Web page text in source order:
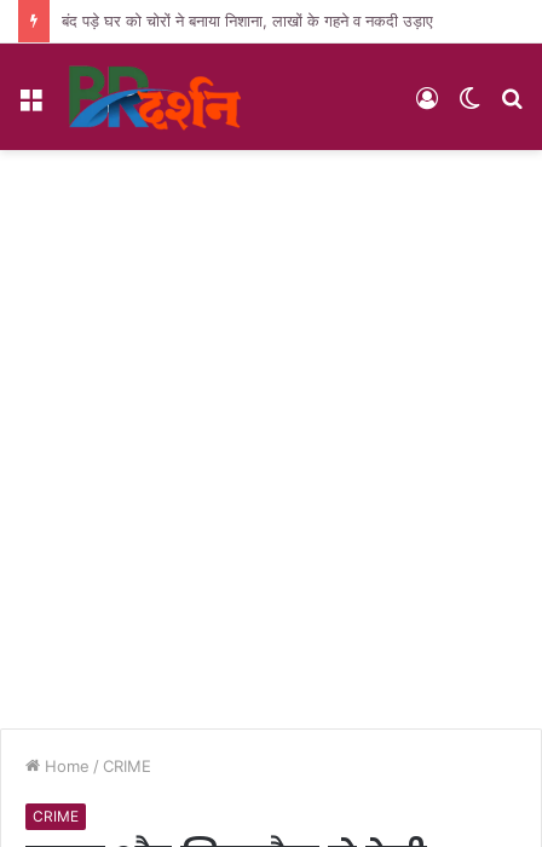
बंद पड़े घर को चोरों ने बनाया निशाना, लाखों के गहने व नकदी उड़ाए
Menu
Switch
Log
Home / CRIME
CRIME